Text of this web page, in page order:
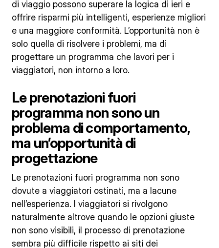
di viaggio possono superare la logica di ieri e
offrire risparmi più intelligenti, esperienze migliori
e una maggiore conformità. L’opportunità non è
solo quella di risolvere i problemi, ma di
progettare un programma che lavori per i
viaggiatori, non intorno a loro.
Le prenotazioni fuori
programma non sono un
problema di comportamento,
ma un’opportunità di
progettazione
Le prenotazioni fuori programma non sono
dovute a viaggiatori ostinati, ma a lacune
nell’esperienza. I viaggiatori si rivolgono
naturalmente altrove quando le opzioni giuste
non sono visibili, il processo di prenotazione
sembra più difficile rispetto ai siti dei